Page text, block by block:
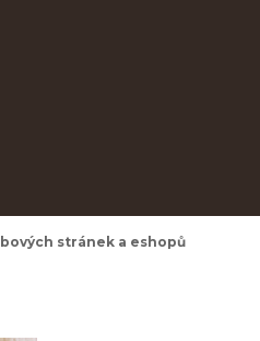
stránek a eshopů